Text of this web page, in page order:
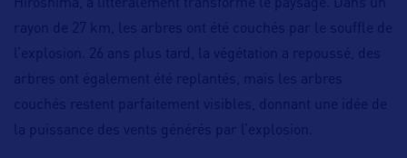
Hiroshima, a littéralement transformé le paysage. Dans un
rayon de 27 km, les arbres ont été couchés par le souffle de
l’explosion. 26 ans plus tard, la végétation a repoussé, des
arbres ont également été replantés, mais les arbres
couchés restent parfaitement visibles, donnant une idée de
la puissance des vents générés par l’explosion.